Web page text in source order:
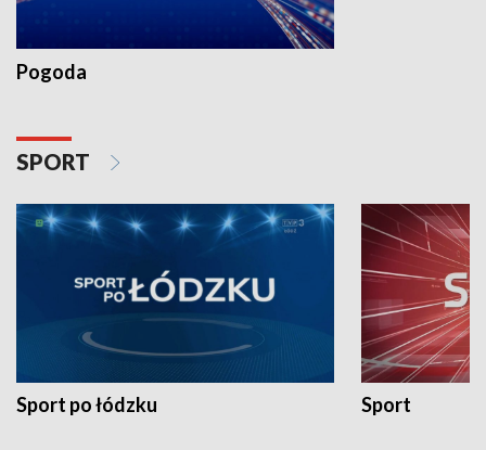
Pogoda
SPORT
Sport po łódzku Sport